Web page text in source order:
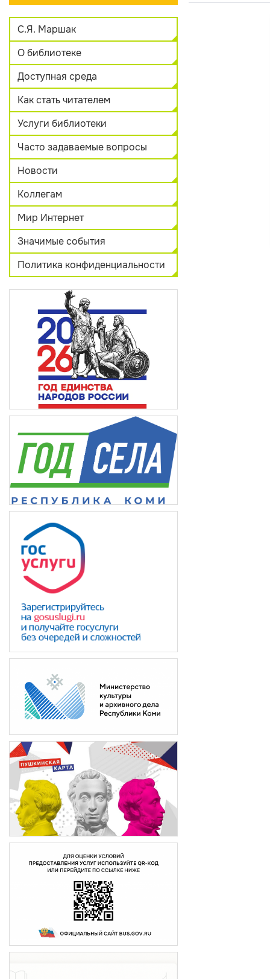
С.Я. Маршак
О библиотеке
Доступная среда
Как стать читателем
Услуги библиотеки
Часто задаваемые вопросы
Новости
Коллегам
Мир Интернет
Значимые события
Политика конфиденциальности